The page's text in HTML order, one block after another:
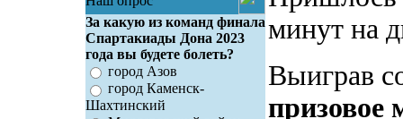
За какую из команд финала
Спартакиады Дона 2023
года вы будете болеть?
город Азов
город Каменск-
Шахтинский
минут на
Выиграв
призовое